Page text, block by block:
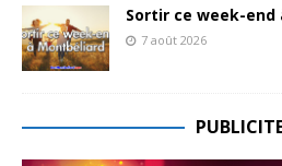
Sortir ce week-
7 août 2026